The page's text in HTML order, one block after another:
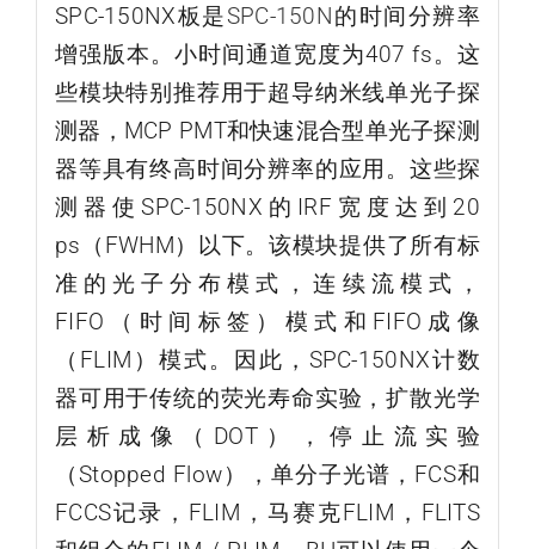
SPC-150NX板是SPC-150N的时间分辨率
增强版本。小时间通道宽度为407 fs。这
些模块特别推荐用于超导纳米线单光子探
测器，MCP PMT和快速混合型单光子探测
器等具有终高时间分辨率的应用。这些探
测器使SPC-150NX的IRF宽度达到20
ps（FWHM）以下。该模块提供了所有标
准的光子分布模式，连续流模式，
FIFO（时间标签）模式和FIFO成像
（FLIM）模式。因此，SPC-150NX计数
器可用于传统的荧光寿命实验，扩散光学
层析成像（DOT），停止流实验
（Stopped Flow），单分子光谱，FCS和
FCCS记录，FLIM，马赛克FLIM，FLITS